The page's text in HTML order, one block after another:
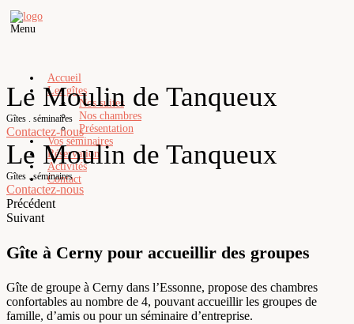
Menu
Accueil
Les gîtes
Nos suites
Nos chambres
Présentation
Vos séminaires
Réservation
Activités
Contact
Le Moulin de Tanqueux
Gîtes . séminaires
Contactez-nous
Le Moulin de Tanqueux
Gîtes . séminaires
Contactez-nous
Précédent
Suivant
Gîte à Cerny pour accueillir des groupes
Gîte de groupe à Cerny dans l’Essonne, propose des chambres
confortables au nombre de 4, pouvant accueillir les groupes de
famille, d’amis ou pour un séminaire d’entreprise.